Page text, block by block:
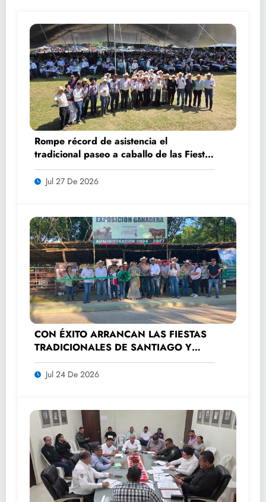
Rompe récord de asistencia el
tradicional paseo a caballo de las Fiestas
de Santiago y Santa Ana
Jul 27 De 2026
CON ÉXITO ARRANCAN LAS FIESTAS
TRADICIONALES DE SANTIAGO Y
SANTA ANA 2026
Jul 24 De 2026